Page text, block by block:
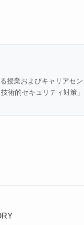
業およびキャリアセ
術的セキュリティ対策